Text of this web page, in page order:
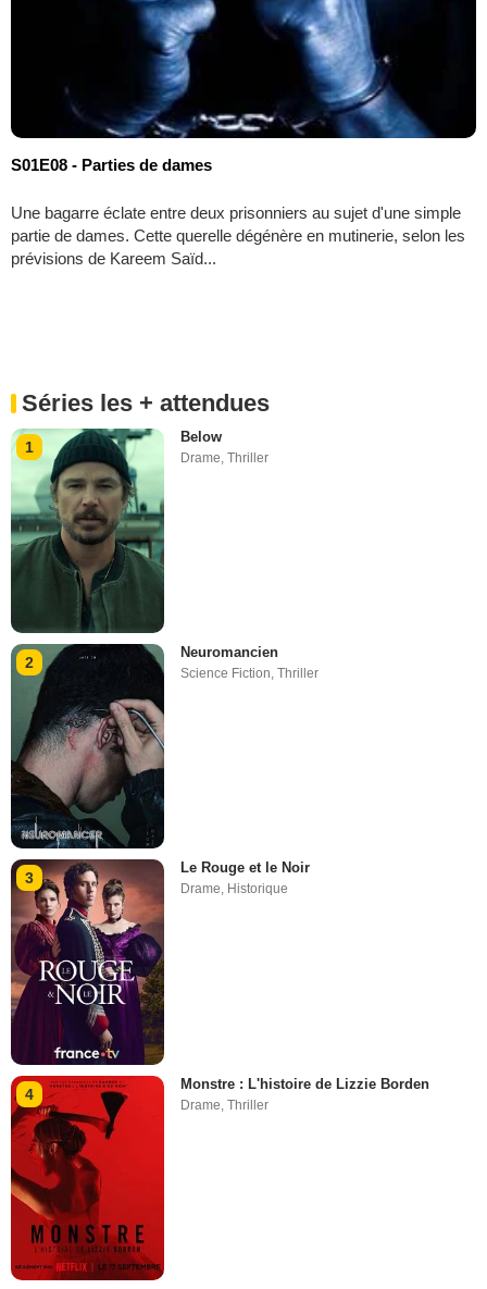
S01E08 - Parties de dames
Une bagarre éclate entre deux prisonniers au sujet d'une simple
partie de dames. Cette querelle dégénère en mutinerie, selon les
prévisions de Kareem Saïd...
Séries les + attendues
1
Below
Drame ,Thriller
2
Neuromancien
Science Fiction,Thriller
3
Le Rouge et le Noir
Drame, Historique
4
Monstre : L'histoire de Lizzie Borden
Drame ,Thriller